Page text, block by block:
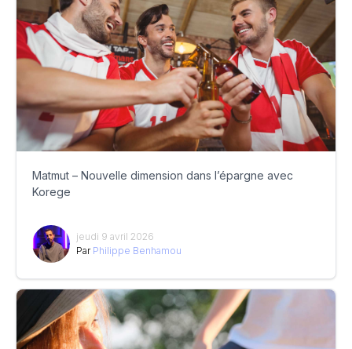
Matmut – Nouvelle dimension dans l’épargne avec
Korege
jeudi 9 avril 2026
Par Philippe Benhamou